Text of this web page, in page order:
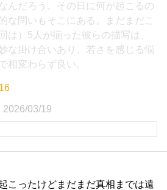
んだろう。その日に何が起こるの
な問いもそこにある。まだまだこ
は）5人が揃った彼らの描写は、
な掛け合いあり、若さを感じる悩
相変わらず良い。
2026/03/19
こったけどまだまだ真相までは遠